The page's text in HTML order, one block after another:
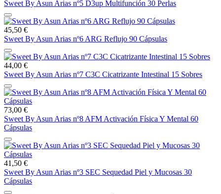
Sweet By Asun Arias nº5 D3up Multifunción 30 Perlas
45,50 €
Sweet By Asun Arias nº6 ARG Reflujo 90 Cápsulas
44,00 €
Sweet By Asun Arias nº7 C3C Cicatrizante Intestinal 15 Sobres
73,00 €
Sweet By Asun Arias nº8 AFM Activación Física Y Mental 60
Cápsulas
41,50 €
Sweet By Asun Arias nº3 SEC Sequedad Piel y Mucosas 30
Cápsulas